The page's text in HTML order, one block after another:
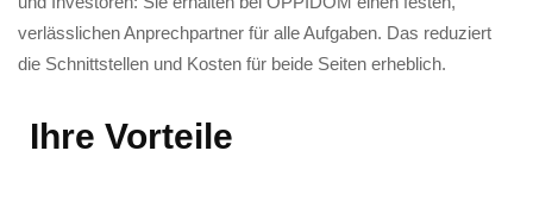
verlässlichen Anprechpartner für alle Aufgaben. Das reduziert
die Schnittstellen und Kosten für beide Seiten erheblich.
Ihre Vorteile